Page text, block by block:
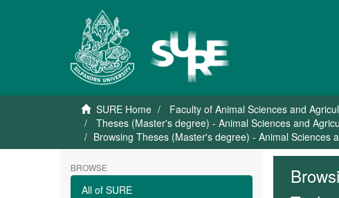
SURE Home Faculty of Animal Sciences and
Theses (Master's degree) - Animal Sciences and
Browsing Theses (Master's degree) - Animal
BROWSE
All of SURE